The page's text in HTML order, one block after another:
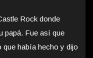
Rock donde
papá. Fue así que
que había hecho y dijo